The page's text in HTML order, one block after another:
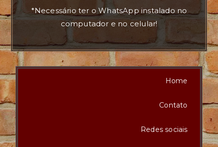
*Necessário ter o WhatsApp instalado no
computador e no celular!
Home
Contato
Redes sociais